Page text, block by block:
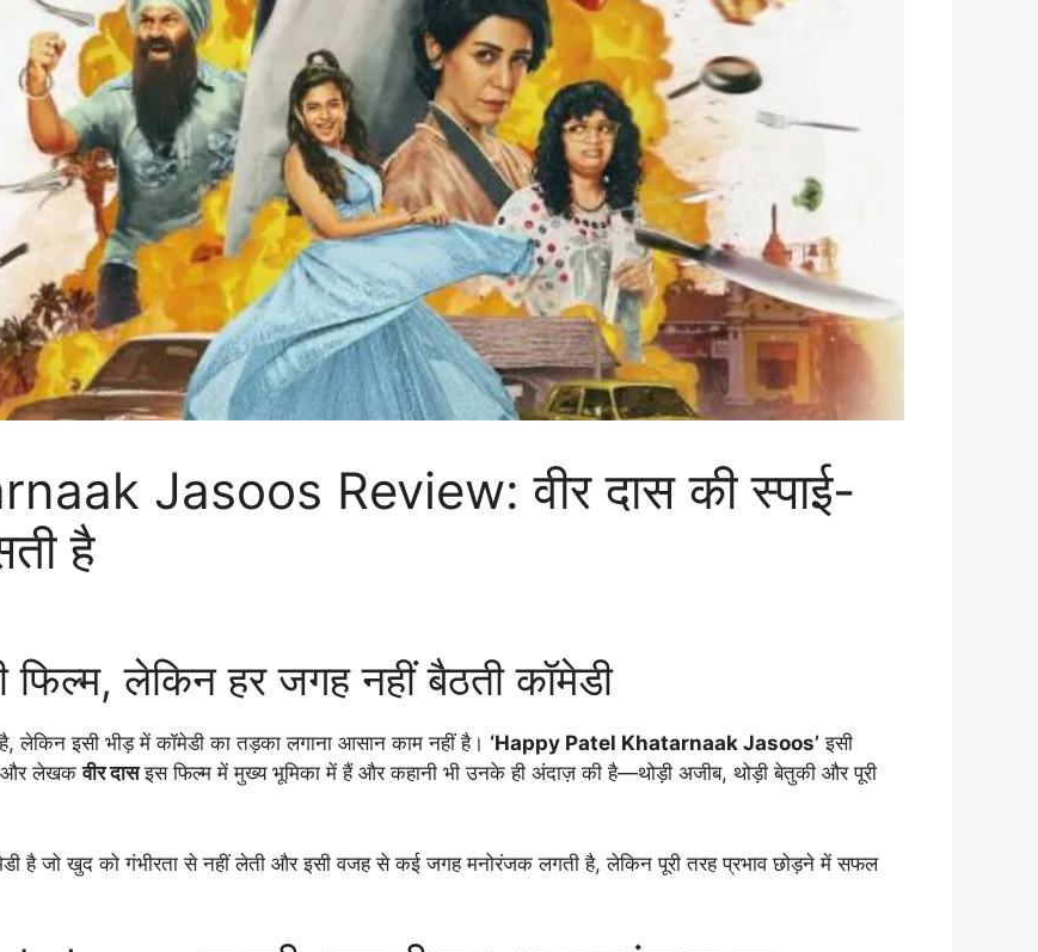
Jasoos Review: वीर दास की स्पाई-
है
लेकिन हर जगह नहीं बैठती कॉमेडी
है, लेकिन इसी भीड़ में कॉमेडी का तड़का लगाना आसान काम नहीं है। ‘Happy Patel Khatarnaak Jasoos’ इसी
और लेखकवीर दासइस फिल्म में मुख्य भूमिका में हैं और कहानी भी उनके ही अंदाज़ की है—थोड़ी अजीब, थोड़ी बेतुकी और पूरी
है जो खुद को गंभीरता से नहीं लेती और इसी वजह से कई जगह मनोरंजक लगती है, लेकिन पूरी तरह प्रभाव छोड़ने में सफल